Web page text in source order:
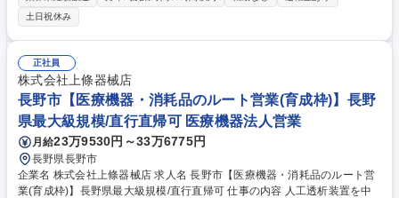
備品の発注など簡単な管理課内の業務もお任せします。 【総務】■社内物
品の発注・在庫管理、車両管理 ■契約書等の書類ファイリング 【経理業
務】■経理ソフトへの入力 ■小口現金管理、経費精算書類の整理 ご入社時
点では、完全未経験で問題ありませんが、将来的には、管理課の中核とし
て活躍していただくことを期待しております。 募集職種 松本市【総務経
理】未経験から管理部に挑戦!医療機器の専門商社|残業月10時間
土日祝休み
正社員
株式会社上條器械店
長野市【医療機器・消耗品のルート営業(育成枠)】長野
県最大級規模/直行直帰可 医療機器法人営業
月給23万9530円～33万6775円
長野県長野市
企業名 株式会社上條器械店 求人名 長野市【医療機器・消耗品のルート営
業(育成枠)】長野県最大級規模/直行直帰可 仕事の内容 人工透析装置を中